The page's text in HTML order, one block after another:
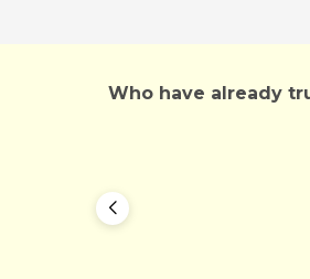
Who have already